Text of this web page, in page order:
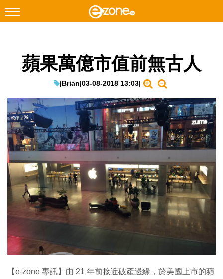
Facebook Instagram
網絡生活
遊戲動漫
教學評測
EduTech
IT Times
生成式AI與雲端應用
Enterprise Digital Transformation
特集
蘋果萬億市值前無古人
|Brian|03-08-2018 13:03|
【e-zone 專訊】由 21 年前接近破產邊緣，於美國上市的蘋